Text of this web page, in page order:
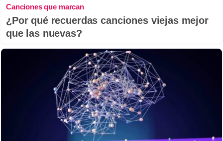
Canciones que marcan
¿Por qué recuerdas canciones viejas mejor
que las nuevas?